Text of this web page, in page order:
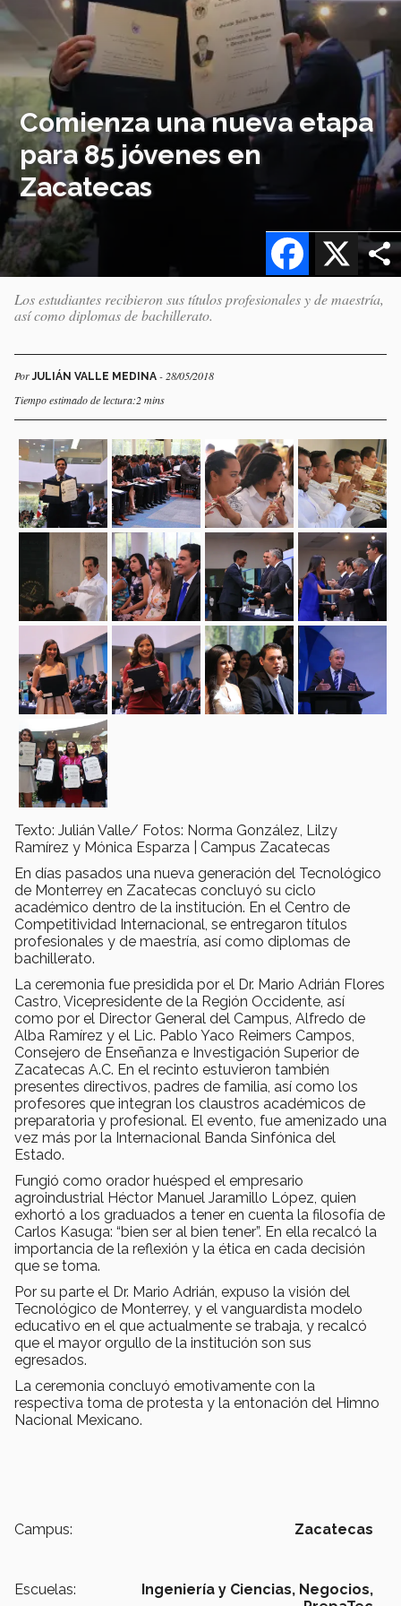
Comienza una nueva etapa
para 85 jóvenes en
Zacatecas
X
Facebook
Los estudiantes recibieron sus títulos profesionales y de maestría,
así como diplomas de bachillerato.
PorJULIÁN VALLE MEDINA - 28/05/2018
Tiempo estimado de lectura:2 mins
Texto: Julián Valle/ Fotos: Norma González, Lilzy
Ramírez y Mónica Esparza | Campus Zacatecas
En días pasados una nueva generación del Tecnológico
de Monterrey en Zacatecas concluyó su ciclo
académico dentro de la institución. En el Centro de
Competitividad Internacional, se entregaron títulos
profesionales y de maestría, así como diplomas de
bachillerato.
La ceremonia fue presidida por el Dr. Mario Adrián Flores
Castro, Vicepresidente de la Región Occidente, así
como por el Director General del Campus, Alfredo de
Alba Ramírez y el Lic. Pablo Yaco Reimers Campos,
Consejero de Enseñanza e Investigación Superior de
Zacatecas A.C. En el recinto estuvieron también
presentes directivos, padres de familia, así como los
profesores que integran los claustros académicos de
preparatoria y profesional. El evento, fue amenizado una
vez más por la Internacional Banda Sinfónica del
Estado.
Fungió como orador huésped el empresario
agroindustrial Héctor Manuel Jaramillo López, quien
exhortó a los graduados a tener en cuenta la filosofía de
Carlos Kasuga: “bien ser al bien tener”. En ella recalcó la
importancia de la reflexión y la ética en cada decisión
que se toma.
Por su parte el Dr. Mario Adrián, expuso la visión del
Tecnológico de Monterrey, y el vanguardista modelo
educativo en el que actualmente se trabaja, y recalcó
que el mayor orgullo de la institución son sus
egresados.
La ceremonia concluyó emotivamente con la
respectiva toma de protesta y la entonación del Himno
Nacional Mexicano.
Campus: Zacatecas
Escuelas: Ingeniería y Ciencias, Negocios,